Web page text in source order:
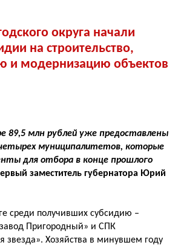
округа начали
на строительство,
и модернизацию объектов
89,5 млн рублей уже предоставлены
муниципалитетов, которые
для отбора в конце прошлого
заместитель губернатора Юрий
среди получивших субсидию –
Пригородный» и СПК
звезда». Хозяйства в минувшем году